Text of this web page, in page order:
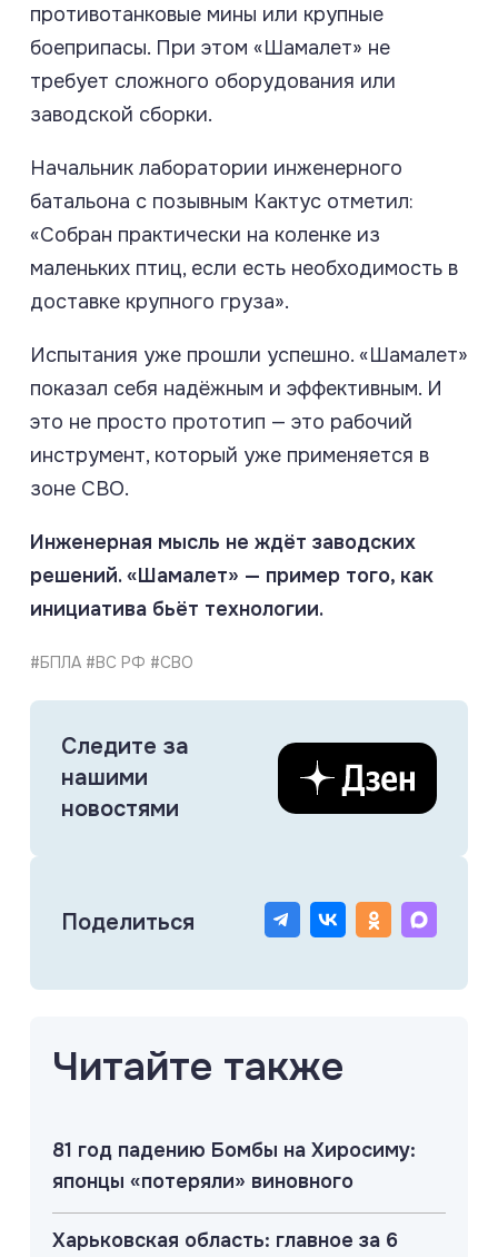
противотанковые мины или крупные
боеприпасы. При этом «Шамалет» не
требует сложного оборудования или
заводской сборки.
Начальник лаборатории инженерного
батальона с позывным Кактус отметил:
«Собран практически на коленке из
маленьких птиц, если есть необходимость в
доставке крупного груза».
Испытания уже прошли успешно. «Шамалет»
показал себя надёжным и эффективным. И
это не просто прототип — это рабочий
инструмент, который уже применяется в
зоне СВО.
Инженерная мысль не ждёт заводских
решений. «Шамалет» — пример того, как
инициатива бьёт технологии.
#БПЛА #ВС РФ #СВО
Следите за
нашими
новостями
Поделиться
Читайте также
81 год падению Бомбы на Хиросиму:
японцы «потеряли» виновного
Харьковская область: главное за 6